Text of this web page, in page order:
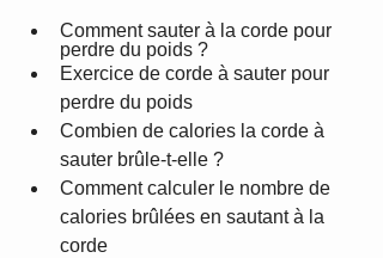
Comment sauter à la corde pour
perdre du poids ?
Exercice de corde à sauter pour
perdre du poids
Combien de calories la corde à
sauter brûle-t-elle ?
Comment calculer le nombre de
calories brûlées en sautant à la
corde